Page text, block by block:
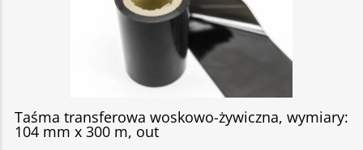
Taśma transferowa woskowo-żywiczna, wymiary:
104 mm x 300 m, out